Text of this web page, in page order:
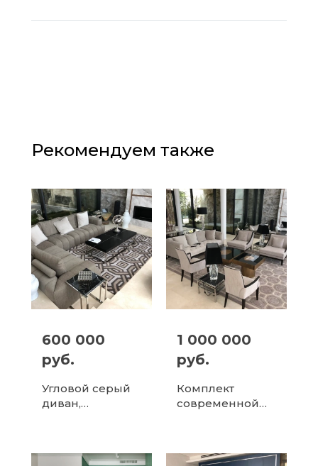
Рекомендуем также
600 000
руб.
Угловой серый
диван,
комфорт
1 000 000
руб.
Комплект
современной
журнальным